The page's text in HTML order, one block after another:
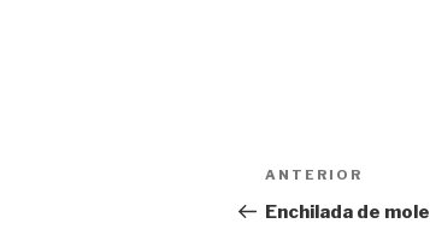
Navegación
de
Entrada
anterior:
ANTERIOR
Enchilada de mole